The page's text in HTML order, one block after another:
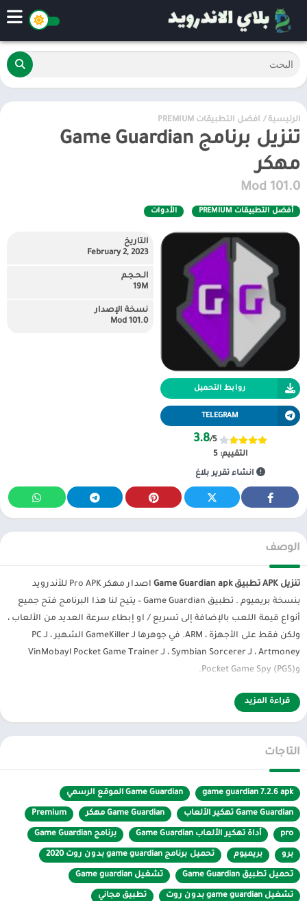
الرئيسية / أفضل التطبيقات PREMIUM
تنزيل برنامج Game Guardian
مهكر
101.0 Mod
أفضل التطبيقات PREMIUM الأدوات
روابط التحميل
TELEGRAM
3.8/5
التقييم: 5
انشاء تقرير بلاغ
التاريخ
February 2, 2023
الـحـجـم
19M
نسخة الإصدار
101.0 Mod
الوصف
تنزيل APK تطبيق Game Guardian apk
اصدار مهكر Pro APK للأندرويد
بنسخة بريميوم . تطبيق Game Guardian – يتيح لنا هذا البرنامج فتح جميع
أنواع قيمة اللعب بالإضافة إلى تسريع / او إبطاء سرعة العديد من الألعاب ،
ولكن فقط على الأجهزة ، ARM. في جوهرها لـ GameKiller الشهير ، لـ PC
Artmoney ، لـ Symbian Sorcerer ، لـ VinMobayl Pocket Game Trainer
وPocket Game Spy (PGS).
GameGuardian الموقع الرسمي
قراءة المزيد
التاجات
game guardian 7.2.6 apk Game Guardian الموقع الرسمي
Game Guardian تهكير الألعاب Game Guardian مهكر Premium
pro أداة تهكير الألعاب Game Guardian برنامج Game Guardian
برو بريميوم تحميل برنامج game guardian بدون روت 2020
تحميل تطبيق Game Guardian تشغيل Game guardian
تشغيل game guardian بدون روت تطبيق مجاني